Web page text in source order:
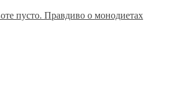
пусто. Правдиво о монодиетах